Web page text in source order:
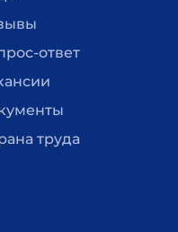
ответ
труда